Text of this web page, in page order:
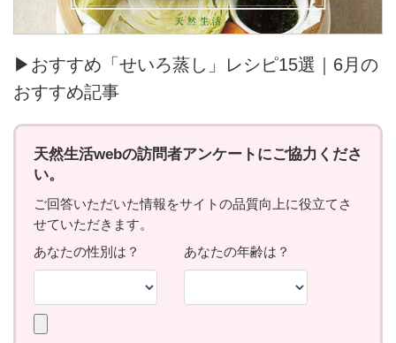
▶おすすめ「せいろ蒸し」レシピ15選｜6月の
おすすめ記事